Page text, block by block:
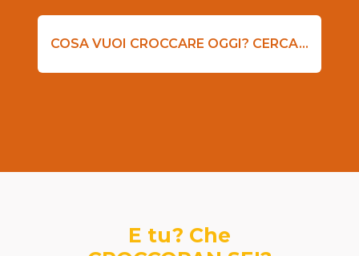
COSA VUOI CROCCARE OGGI? CERCA...
E tu? Che